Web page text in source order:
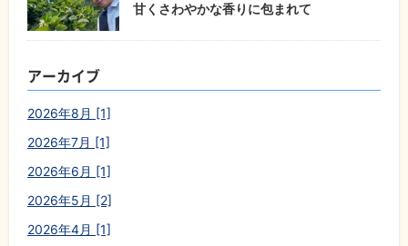
甘くさわやかな香りに包まれて
アーカイブ
2026年8月 [1]
2026年7月 [1]
2026年6月 [1]
2026年5月 [2]
2026年4月 [1]